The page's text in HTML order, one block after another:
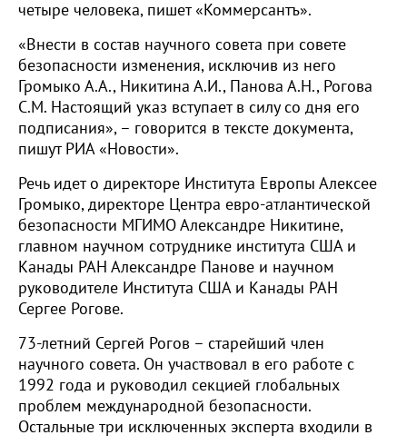
четыре человека, пишет «Коммерсантъ».
«Внести в состав научного совета при совете
безопасности изменения, исключив из него
Громыко А.А., Никитина А.И., Панова А.Н., Рогова
С.М. Настоящий указ вступает в силу со дня его
подписания», – говорится в тексте документа,
пишут РИА «Новости».
Речь идет о директоре Института Европы Алексее
Громыко, директоре Центра евро-атлантической
безопасности МГИМО Александре Никитине,
главном научном сотруднике института США и
Канады РАН Александре Панове и научном
руководителе Института США и Канады РАН
Сергее Рогове.
73-летний Сергей Рогов – старейший член
научного совета. Он участвовал в его работе с
1992 года и руководил секцией глобальных
проблем международной безопасности.
Остальные три исключенных эксперта входили в